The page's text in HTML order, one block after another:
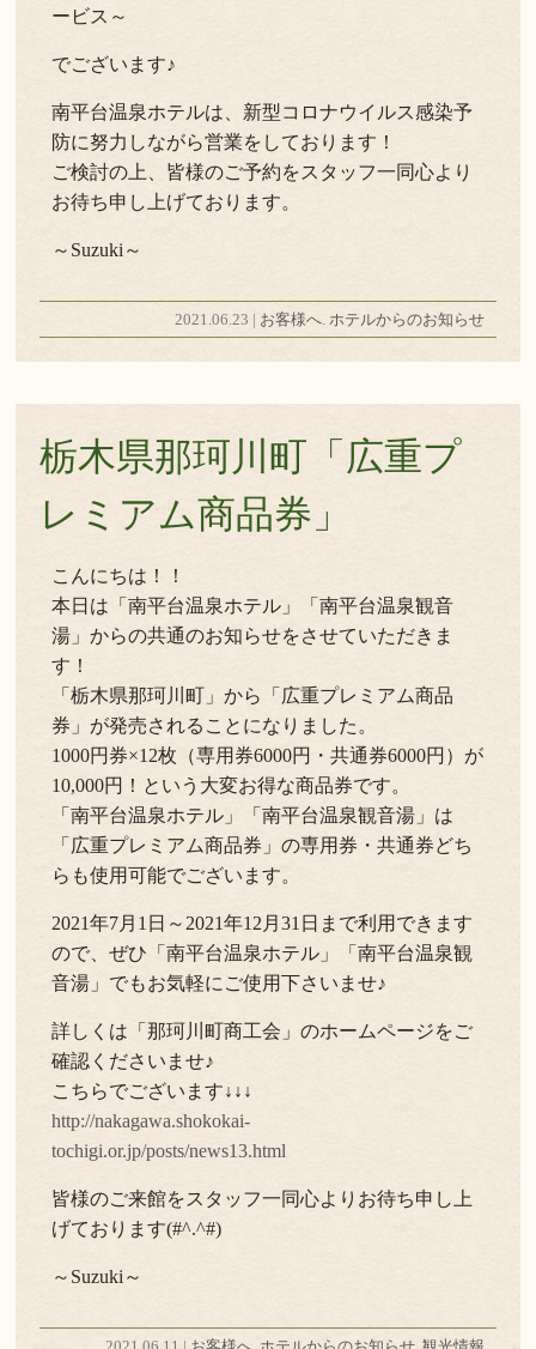
ービス～
でございます♪
南平台温泉ホテルは、新型コロナウイルス感染予
防に努力しながら営業をしております！
ご検討の上、皆様のご予約をスタッフ一同心より
お待ち申し上げております。
～Suzuki～
2021.06.23 | お客様へ. ホテルからのお知らせ
栃木県那珂川町「広重プ
レミアム商品券」
こんにちは！！
本日は「南平台温泉ホテル」「南平台温泉観音
湯」からの共通のお知らせをさせていただきま
す！
「栃木県那珂川町」から「広重プレミアム商品
券」が発売されることになりました。
1000円券×12枚（専用券6000円・共通券6000円）が
10,000円！という大変お得な商品券です。
「南平台温泉ホテル」「南平台温泉観音湯」は
「広重プレミアム商品券」の専用券・共通券どち
らも使用可能でございます。
2021年7月1日～2021年12月31日まで利用できます
ので、ぜひ「南平台温泉ホテル」「南平台温泉観
音湯」でもお気軽にご使用下さいませ♪
詳しくは「那珂川町商工会」のホームページをご
確認くださいませ♪
こちらでございます↓↓↓
http://nakagawa.shokokai-
tochigi.or.jp/posts/news13.html
皆様のご来館をスタッフ一同心よりお待ち申し上
げております(#^.^#)
～Suzuki～